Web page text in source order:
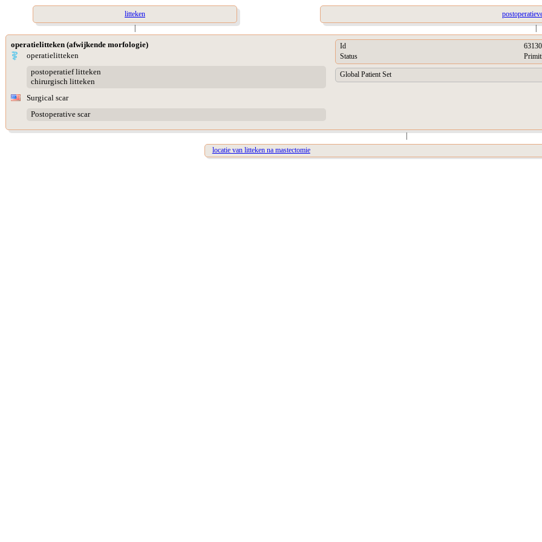
litteken
|
|
operatielitteken (afwijkende morfologie)
operatielitteken
postoperatief litteken
chirurgisch litteken
Surgical scar
Postoperative scar
Id
Status
Global Patient Set
|
locatie van litteken na mastectomie